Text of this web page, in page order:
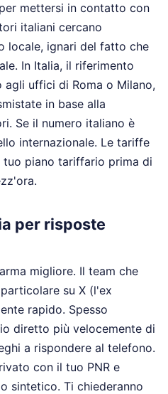
mettersi in contatto con
italiani cercano
locale, ignari del fatto che
In Italia, il riferimento
agli uffici di Roma o Milano,
in base alla
Se il numero italiano è
internazionale. Le tariffe
piano tariffario prima di
per risposte
migliore. Il team che
su X (l'ex
rapido. Spesso
diretto più velocemente di
a rispondere al telefono.
con il tuo PNR e
sintetico. Ti chiederanno